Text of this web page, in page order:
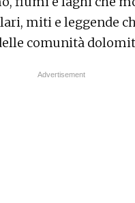
miti e leggende
comunità